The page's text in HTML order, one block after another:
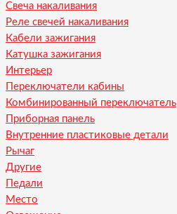
Свеча накаливания
Реле свечей накаливания
Кабели зажигания
Катушка зажигания
Интерьер
Переключатели кабины
Комбинированный переключатель
Приборная панель
Внутренние пластиковые детали
Рычаг
Другие
Педали
Место